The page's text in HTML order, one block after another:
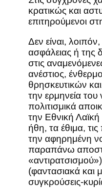
κρατικώς και
επιτηρούμενοι
Δεν είναι,
ασφάλειας ή της
στις
ανέστιος,
θρησκευτικών
την ερμηνεία του
πολιτισμικά
την Εθνική
ήθη, τα έθιμα,
την αφηρημένη
παραπάνω
(φαντασιακά και
συγκρούσεις-